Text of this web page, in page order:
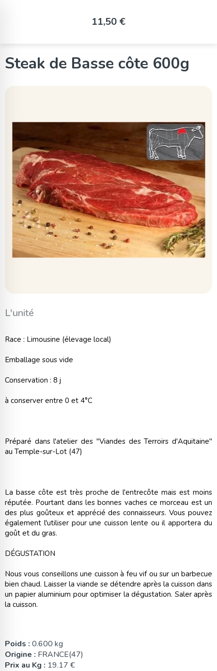
Steak de Basse côte 600g
L'unité
11,50 €
Race : Limousine (élevage local)
Emballage sous vide
Conservation : 8 j
à conserver entre 0 et 4°C
Préparé dans l'atelier des "Viandes des Terroirs d'Aquitaine"
au Temple-sur-Lot (47)
La basse côte est très proche de l'entrecôte mais est moins
réputée. Pourtant dans les bonnes vaches ce morceau est un
des plus goûteux et apprécié des connaisseurs. Vous pouvez
également l'utiliser pour une cuisson lente ou il apportera du
goût et du gras.
DÉGUSTATION
Nous vous conseillons une cuisson à feu vif ou sur un barbecue
bien chaud. Laisser la viande se détendre après la cuisson dans
un papier aluminium pour optimiser la dégustation. Saler après
la cuisson.
Poids : 0.600 kg
Origine : FRANCE(47)
Prix au Kg : 19.17 €